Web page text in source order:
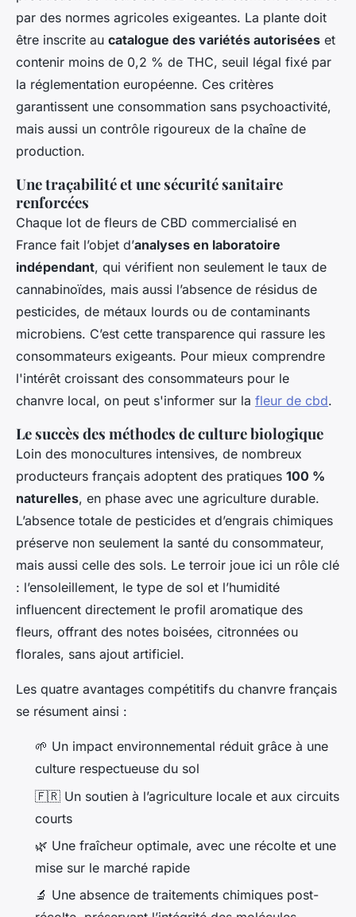
par des normes agricoles exigeantes. La plante doit
être inscrite au catalogue des variétés autorisées et
contenir moins de 0,2 % de THC, seuil légal fixé par
la réglementation européenne. Ces critères
garantissent une consommation sans psychoactivité,
mais aussi un contrôle rigoureux de la chaîne de
production.
Une traçabilité et une sécurité sanitaire
renforcées
Chaque lot de fleurs de CBD commercialisé en
France fait l’objet d’analyses en laboratoire
indépendant, qui vérifient non seulement le taux de
cannabinoïdes, mais aussi l’absence de résidus de
pesticides, de métaux lourds ou de contaminants
microbiens. C’est cette transparence qui rassure les
consommateurs exigeants. Pour mieux comprendre
l'intérêt croissant des consommateurs pour le
chanvre local, on peut s'informer sur la fleur de cbd.
Le succès des méthodes de culture biologique
Loin des monocultures intensives, de nombreux
producteurs français adoptent des pratiques 100 %
naturelles, en phase avec une agriculture durable.
L’absence totale de pesticides et d’engrais chimiques
préserve non seulement la santé du consommateur,
mais aussi celle des sols. Le terroir joue ici un rôle clé
: l’ensoleillement, le type de sol et l’humidité
influencent directement le profil aromatique des
fleurs, offrant des notes boisées, citronnées ou
florales, sans ajout artificiel.
Les quatre avantages compétitifs du chanvre français
se résument ainsi :
🌱 Un impact environnemental réduit grâce à une
culture respectueuse du sol
🇫🇷 Un soutien à l’agriculture locale et aux circuits
courts
🌿 Une fraîcheur optimale, avec une récolte et une
mise sur le marché rapide
🔬 Une absence de traitements chimiques post-